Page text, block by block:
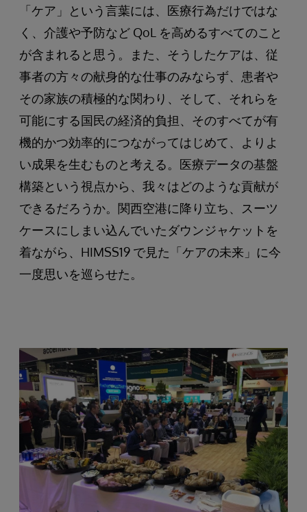
「ケア」という言葉には、医療行為だけではな
く、介護や予防など QoL を高めるすべてのこと
が含まれると思う。また、そうしたケアは、従
事者の方々の献身的な仕事のみならず、患者や
その家族の積極的な関わり、そして、それらを
可能にする国民の経済的負担、そのすべてが有
機的かつ効率的につながってはじめて、よりよ
い成果を生むものと考える。医療データの基盤
構築という視点から、我々はどのような貢献が
できるだろうか。関西空港に降り立ち、スーツ
ケースにしまい込んでいたダウンジャケットを
着ながら、HIMSS19 で見た「ケアの未来」に今
一度思いを巡らせた。